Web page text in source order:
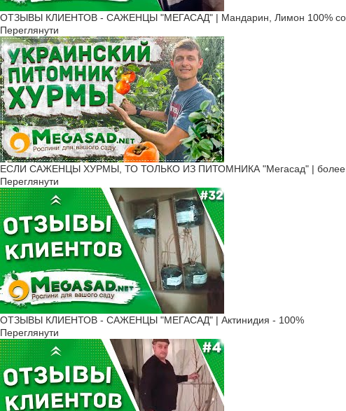
ОТЗЫВЫ КЛИЕНТОВ - САЖЕНЦЫ "МЕГАСАД" | Мандарин, Лимон 100%
Переглянути
ЕСЛИ САЖЕНЦЫ ХУРМЫ, ТО ТОЛЬКО ИЗ ПИТОМНИКА "Мегасад" | более
Переглянути
ОТЗЫВЫ КЛИЕНТОВ - САЖЕНЦЫ "МЕГАСАД" | Актинидия - 100%
Переглянути